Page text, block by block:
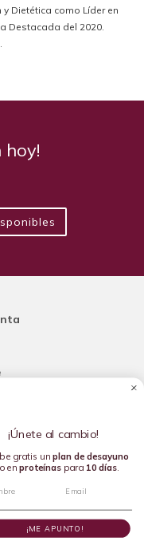
Dietética como Líder en
Destacada del 2020.
.
hoy!
a tu nutrición
All rights reserved.
¡Únete al cambio!
gratis unplan de desayuno
enproteínaspara 10 días.
¡ME APUNTO!